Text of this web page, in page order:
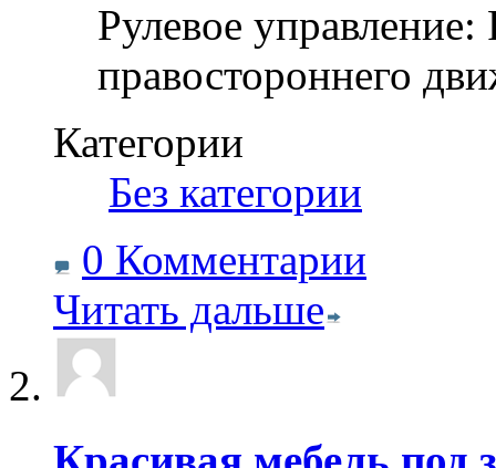
Рулевое управление:
правостороннего
Категории
Без категории
0 Комментарии
Читать дальше